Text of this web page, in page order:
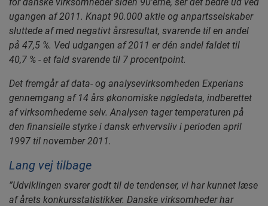
ugangen af 2011. Knapt 90.000 aktie og anpartsselskaber
sluttede af med negativt årsresultat, svarende til en andel
på 47,5 %. Ved udgangen af 2011 er dén andel faldet til
40,7 % - et fald svarende til 7 procentpoint.
Det fremgår af data- og analysevirksomheden Experians
gennemgang af 14 års økonomiske nøgledata, indberettet
af virksomhederne selv. Analysen tager temperaturen på
den finansielle styrke i dansk erhvervsliv i perioden april
1997 til november 2011.
Lang vej tilbage
”Udviklingen svarer godt til de tendenser, vi har kunnet læse
af årets konkursstatistikker. Danske virksomheder har